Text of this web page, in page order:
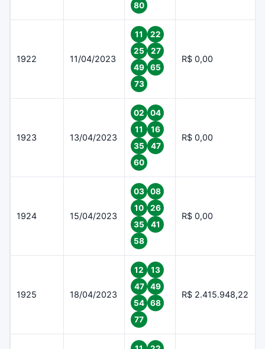
80
1922 11/04/2023
11
22
25
27
49
65
73
R$ 0,00
1923 13/04/2023
02
04
11
16
35
47
60
R$ 0,00
1924 15/04/2023
03
08
10
26
35
41
58
R$ 0,00
1925 18/04/2023
12
13
47
49
54
68
77
R$ 2.415.948,22